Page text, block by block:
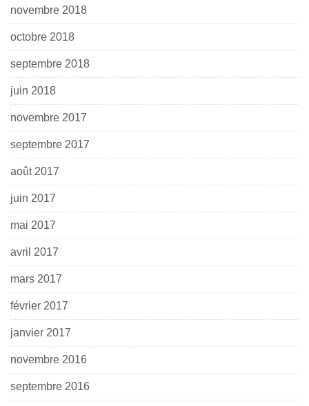
novembre 2018
octobre 2018
septembre 2018
juin 2018
novembre 2017
septembre 2017
août 2017
juin 2017
mai 2017
avril 2017
mars 2017
février 2017
janvier 2017
novembre 2016
septembre 2016